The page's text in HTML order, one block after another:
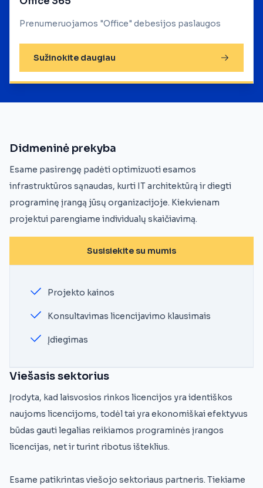
Prenumeruojamos "Office" debesijos paslaugos
Sužinokite daugiau
Didmeninė prekyba
Esame pasirengę padėti optimizuoti esamos
infrastruktūros sąnaudas, kurti IT architektūrą ir diegti
programinę įrangą jūsų organizacijoje. Kiekvienam
projektui parengiame individualų skaičiavimą.
Susisiekite su mumis
Projekto kainos
Konsultavimas licencijavimo klausimais
Įdiegimas
Viešasis sektorius
Įrodyta, kad laisvosios rinkos licencijos yra identiškos
naujoms licencijoms, todėl tai yra ekonomiškai efektyvus
būdas gauti legalias reikiamos programinės įrangos
licencijas, net ir turint ribotus išteklius.
Esame patikrintas viešojo sektoriaus partneris. Tiekiame